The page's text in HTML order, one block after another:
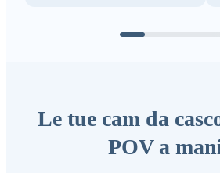
Le tue cam da
POV a